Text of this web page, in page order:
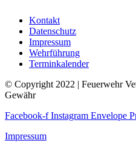
Kontakt
Datenschutz
Impressum
Wehrführung
Terminkalender
© Copyright 2022 | Feuerwehr
Gewähr
Facebook-f Instagram Envelope
Impressum